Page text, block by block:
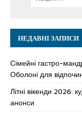
НЕДАВНІ ЗАПИСИ
Сімейні гастро-
Оболоні для
Літні вікенди 2026:
анонси